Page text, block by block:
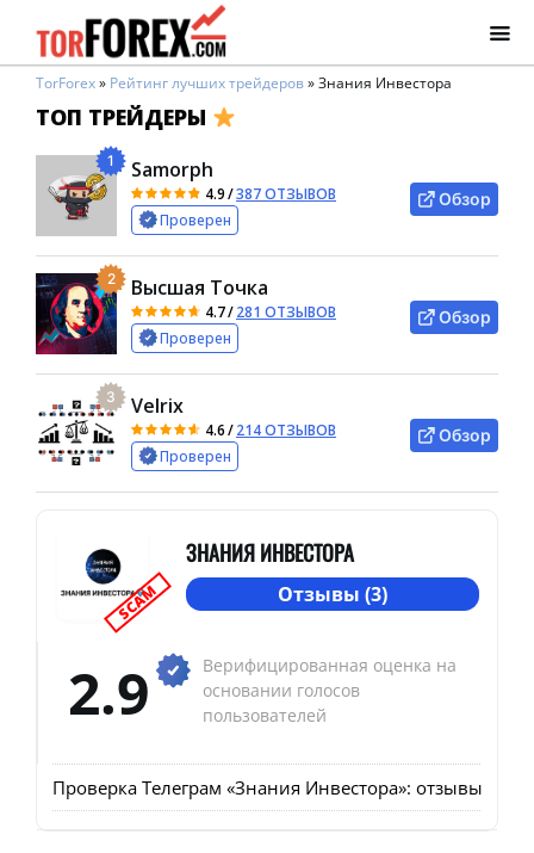
TorForex» Рейтинг лучших трейдеров»Знания Инвестора
ТОП ТРЕЙДЕРЫ
1 Samorph
4.9/387 ОТЗЫВОВ
Проверен
Обзор
2 Высшая Точка
4.7/281 ОТЗЫВОВ
Проверен
Обзор
3 Velrix
4.6/214 ОТЗЫВОВ
Проверен
Обзор
SCAM
ЗНАНИЯ ИНВЕСТОРА
Отзывы (3)
2.9
Верифицированная оценка на
основании голосов
пользователей
Проверка Телеграм «Знания Инвестора»: отзывы